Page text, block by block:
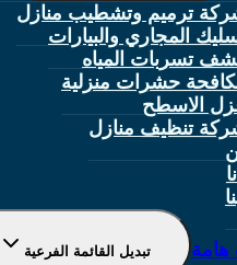
ترميم وتشطيب منازل
المجاري والبيارات
تسربات المياه
حشرات منزلية
الاسطح
تنظيف منازل
هامة تبديل القائمة الفرعية